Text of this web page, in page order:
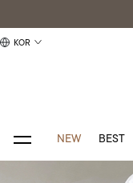
KOR
NEW BEST